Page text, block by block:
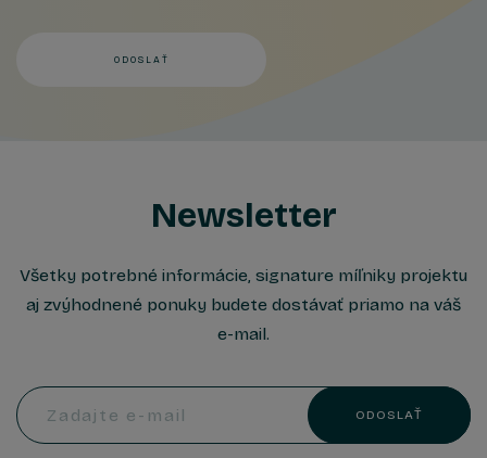
ODOSLAŤ
Newsletter
Všetky potrebné informácie, signature míľniky projektu
aj zvýhodnené ponuky budete dostávať priamo na váš
e-mail.
Zadajte e-mail ODOSLAŤ